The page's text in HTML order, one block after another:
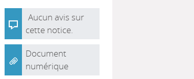
Aucun avis sur
cette notice.
Document
numérique